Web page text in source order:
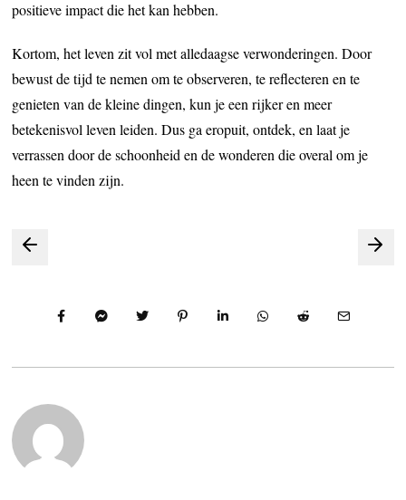
positieve impact die het kan hebben.
Kortom, het leven zit vol met alledaagse verwonderingen. Door
bewust de tijd te nemen om te observeren, te reflecteren en te
genieten van de kleine dingen, kun je een rijker en meer
betekenisvol leven leiden. Dus ga eropuit, ontdek, en laat je
verrassen door de schoonheid en de wonderen die overal om je
heen te vinden zijn.
Bericht